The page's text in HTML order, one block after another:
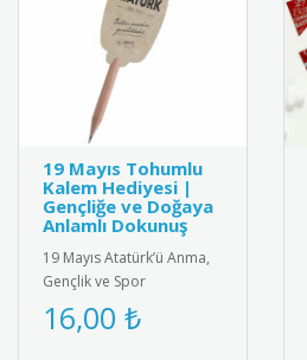
19 Mayıs Tohumlu
Kalem Hediyesi |
Gençliğe ve Doğaya
Anlamlı Dokunuş
19 Mayıs Atatürk’ü Anma,
Gençlik ve Spor
Bayramı’na özel olarak
tasarlanmış tohumlu
16,00 ₺